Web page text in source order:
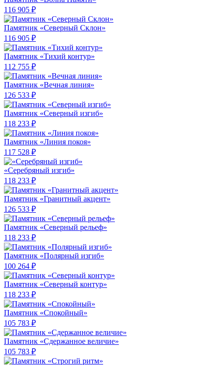
116 905 ₽
Памятник «Северный Склон»
116 905 ₽
Памятник «Тихий контур»
112 755 ₽
Памятник «Вечная линия»
126 533 ₽
Памятник «Северный изгиб»
118 233 ₽
Памятник «Линия покоя»
117 528 ₽
«Серебряный изгиб»
118 233 ₽
Памятник «Гранитный акцент»
126 533 ₽
Памятник «Северный рельеф»
118 233 ₽
Памятник «Полярный изгиб»
100 264 ₽
Памятник «Северный контур»
118 233 ₽
Памятник «Спокойный»
105 783 ₽
Памятник «Сдержанное величие»
105 783 ₽